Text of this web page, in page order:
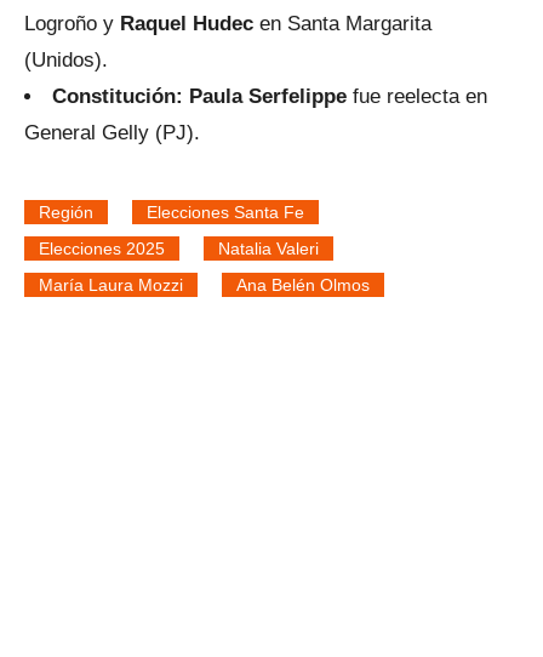
Logroño y Raquel Hudec en Santa Margarita
(Unidos).
Constitución: Paula Serfelippe fue reelecta en
General Gelly (PJ).
Región
Elecciones Santa Fe
Elecciones 2025
Natalia Valeri
María Laura Mozzi
Ana Belén Olmos